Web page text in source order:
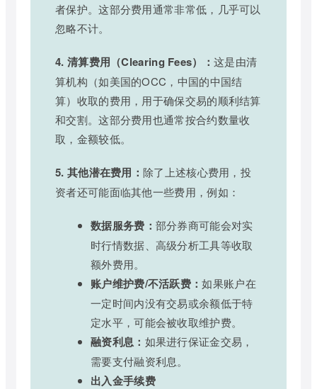
者保护。这部分费用通常非常低，几乎可以
忽略不计。
4. 清算费用（Clearing Fees）： 这是由清
算机构（如美国的OCC，中国的中国结
算）收取的费用，用于确保交易的顺利结算
和交割。这部分费用也通常按合约数量收
取，金额较低。
5. 其他潜在费用： 除了上述核心费用，投
资者还可能面临其他一些费用，例如：
数据服务费： 部分券商可能会对实
时行情数据、高级分析工具等收取
额外费用。
账户维护费/不活跃费：如果账户在
一定时间内没有交易或余额低于特
定水平，可能会被收取维护费。
融资利息： 如果进行保证金交易，
需要支付融资利息。
出入金手续费